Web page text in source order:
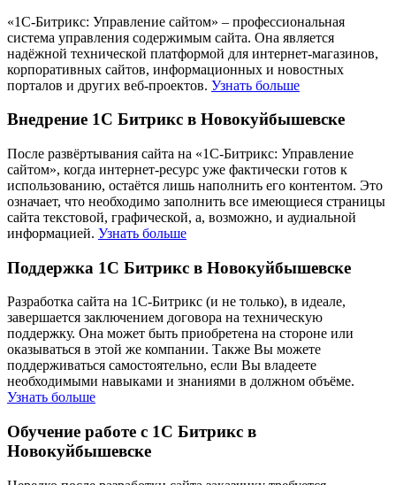
«1С-Битрикс: Управление сайтом» – профессиональная
система управления содержимым сайта. Она является
надёжной технической платформой для интернет-магазинов,
корпоративных сайтов, информационных и новостных
порталов и других веб-проектов. Узнать больше
Внедрение 1С Битрикс в Новокуйбышевске
После развёртывания сайта на «1С-Битрикс: Управление
сайтом», когда интернет-ресурс уже фактически готов к
использованию, остаётся лишь наполнить его контентом. Это
означает, что необходимо заполнить все имеющиеся страницы
сайта текстовой, графической, а, возможно, и аудиальной
информацией. Узнать больше
Поддержка 1С Битрикс в Новокуйбышевске
Разработка сайта на 1С-Битрикс (и не только), в идеале,
завершается заключением договора на техническую
поддержку. Она может быть приобретена на стороне или
оказываться в этой же компании. Также Вы можете
поддерживаться самостоятельно, если Вы владеете
необходимыми навыками и знаниями в должном объёме.
Узнать больше
Обучение работе с 1С Битрикс в
Новокуйбышевске